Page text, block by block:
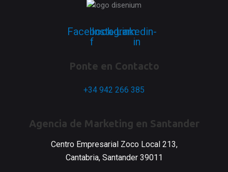
Facebook-
f
InstagramLinkedin-
in
Ponte en Contacto
+34 942 266 385
Agencia de Marketing en Santander
Centro Empresarial Zoco Local 213,
Cantabria, Santander 39011